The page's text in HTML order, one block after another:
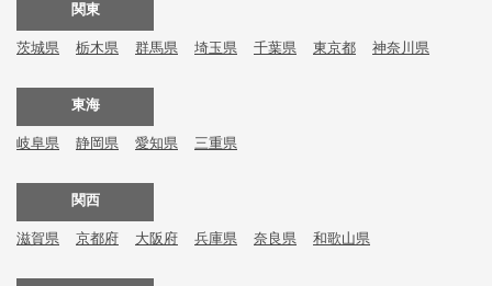
関東
茨城県 栃木県 群馬県 埼玉県 千葉県 東京都 神奈川県
東海
岐阜県 静岡県 愛知県 三重県
関西
滋賀県 京都府 大阪府 兵庫県 奈良県 和歌山県